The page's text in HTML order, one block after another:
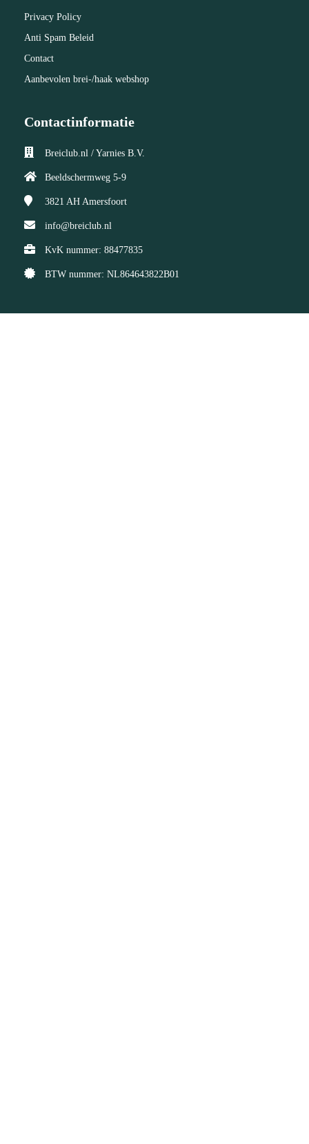
Privacy Policy
Anti Spam Beleid
Contact
Aanbevolen brei-/haak webshop
Contactinformatie
Breiclub.nl / Yarnies B.V.
Beeldschermweg 5-9
3821 AH Amersfoort
info@breiclub.nl
KvK nummer: 88477835
BTW nummer: NL864643822B01